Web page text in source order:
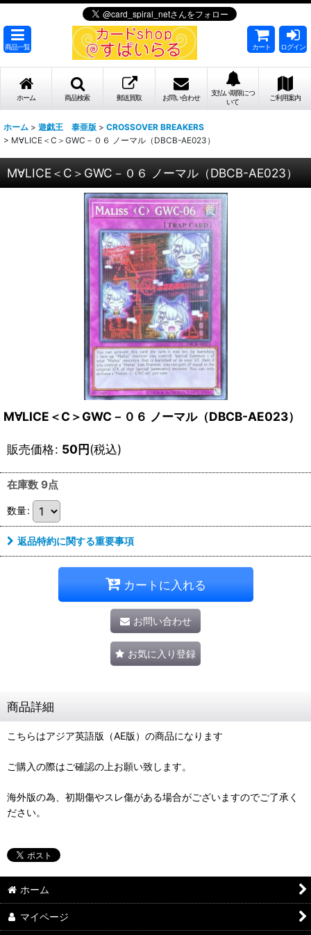
商品一覧 カート ログイン
ホーム 商品検索 郵送買取 お問い合わせ
支払い期限につ
いて
ご利用案内
ホーム > 遊戯王 泰亜版 > CROSSOVER BREAKERS
> M∀LICE＜C＞GWC－０６ ノーマル（DBCB-AE023）
M∀LICE＜C＞GWC－０６ ノーマル（DBCB-AE023）
M∀LICE＜C＞GWC－０６ ノーマル（DBCB-AE023）
販売価格: 50円(税込)
在庫数 9点
数量:
返品特約に関する重要事項
カートに入れる
お問い合わせ
お気に入り登録
商品詳細
こちらはアジア英語版（AE版）の商品になります
ご購入の際はご確認の上お願い致します。
海外版の為、初期傷やスレ傷がある場合がございますのでご了承く
ださい。
ホーム
マイページ